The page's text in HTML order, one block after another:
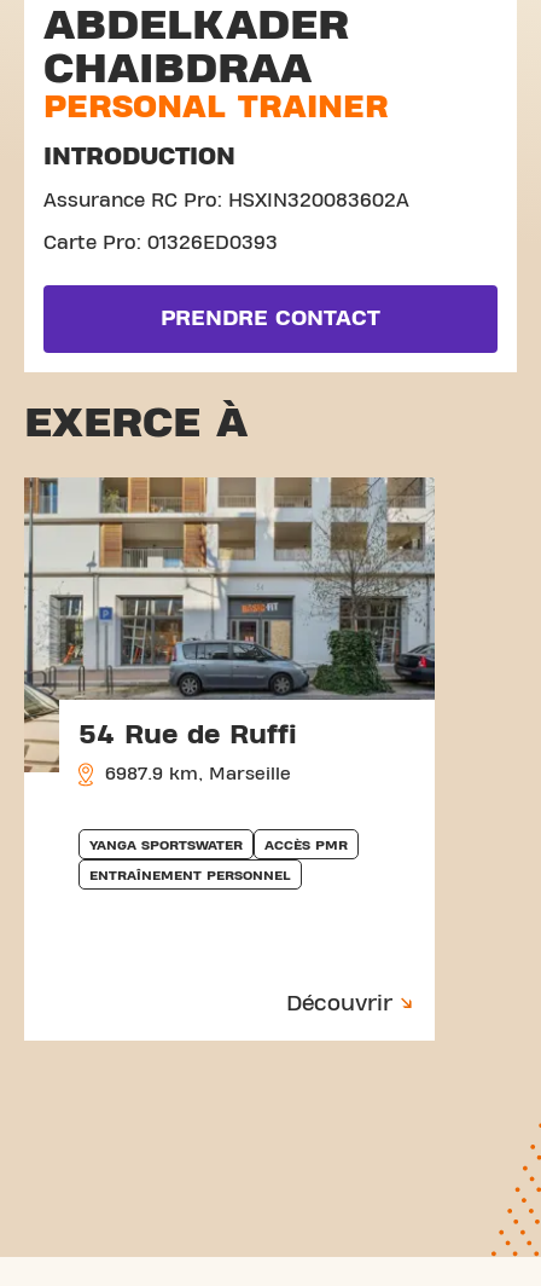
ABDELKADER
CHAIBDRAA
PERSONAL TRAINER
INTRODUCTION
Assurance RC Pro: HSXIN320083602A
Carte Pro: 01326ED0393
PRENDRE CONTACT
EXERCE À
54 Rue de Ruffi
6987.9 km, Marseille
YANGA SPORTSWATER ACCÈS PMR
ENTRAÎNEMENT PERSONNEL
Découvrir